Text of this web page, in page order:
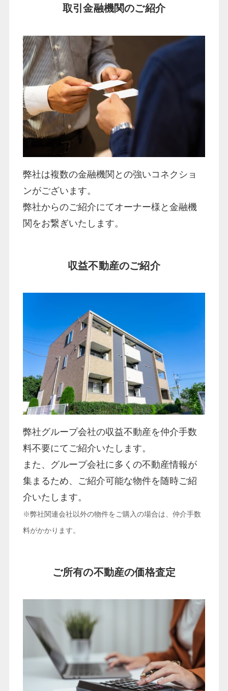
取引金融機関のご紹介
弊社は複数の金融機関との強いコネクショ
ンがございます。
弊社からのご紹介にてオーナー様と金融機
関をお繋ぎいたします。
収益不動産のご紹介
弊社グループ会社の収益不動産を仲介手数
料不要にてご紹介いたします。
また、グループ会社に多くの不動産情報が
集まるため、ご紹介可能な物件を随時ご紹
介いたします。
※弊社関連会社以外の物件をご購入の場合は、仲介手数
料がかかります。
ご所有の不動産の価格査定